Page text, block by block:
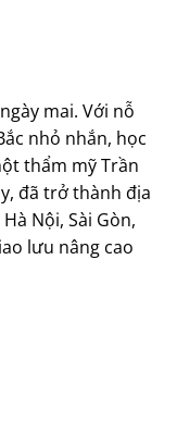
mai. Với nỗ
nhỏ nhắn, học
thẩm mỹ Trần
đã trở thành địa
Nội, Sài Gòn,
lưu nâng cao